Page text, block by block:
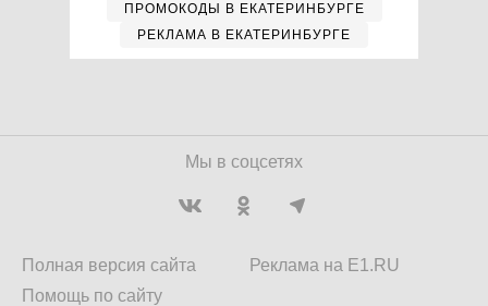
ПРОМОКОДЫ В ЕКАТЕРИНБУРГЕ
РЕКЛАМА В ЕКАТЕРИНБУРГЕ
Мы в соцсетях
Полная версия сайта
Помощь по сайту
Реклама на E1.RU